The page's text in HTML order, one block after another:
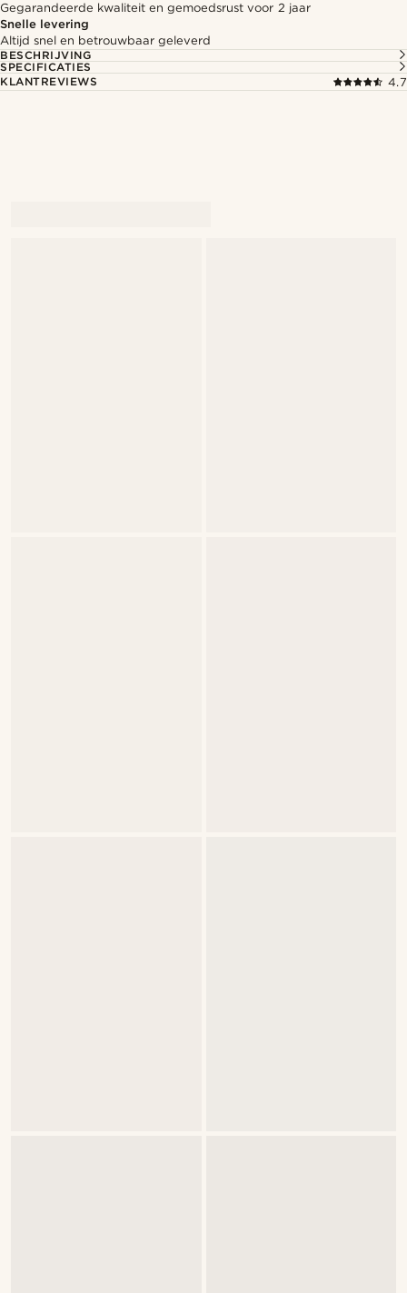
Gegarandeerde kwaliteit en gemoedsrust voor 2 jaar
Snelle levering
Altijd snel en betrouwbaar geleverd
BESCHRIJVING
SPECIFICATIES
KLANTREVIEWS
4.7